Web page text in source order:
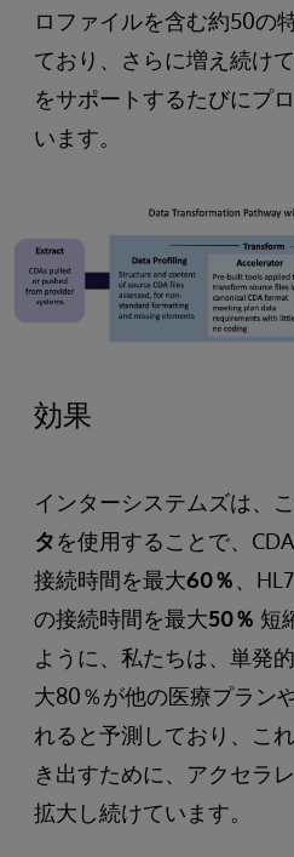
ロファイルを含む約50の
ており、さらに増え続け
をサポートするたびにプ
います。
効果
インターシステムズは、
タを使用することで、
接続時間を最大60％、
の接続時間を最大50％ 短
ように、私たちは、単発
大80％が他の医療プラン
れると予測しており、こ
き出すために、アクセラ
拡大し続けています。